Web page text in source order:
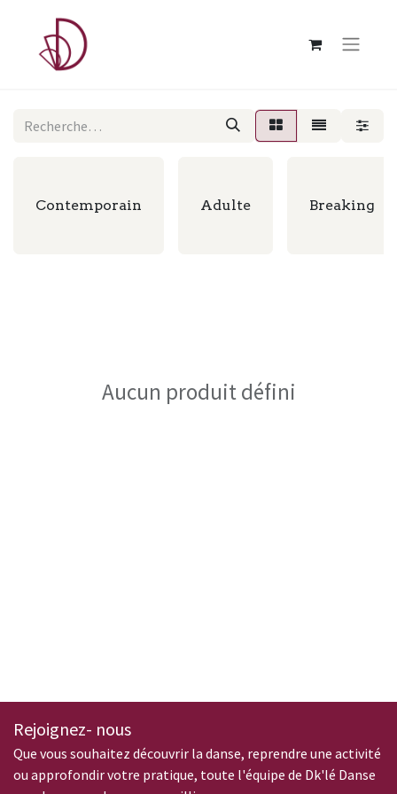
Contemporain Adulte Breaking
Aucun produit défini
Rejoignez- nous
Que vous souhaitez découvrir la danse, reprendre une activité
ou approfondir votre pratique, toute l'équipe de Dk'lé Danse